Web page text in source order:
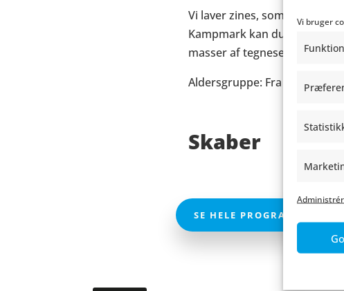
Vi bruger
Vi laver zines, som er små,
Kampmark kan du finde ud
masser af tegneserie indeni!
Aldersgruppe: Fra 8 år og op.
Skaber
SE HELE PROGRAMMET HER